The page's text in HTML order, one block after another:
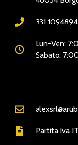
331 1094894
Lun-Ven:
Sabato:
Partita Iva